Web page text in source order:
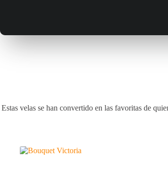
Estas velas se han convertido en las favoritas de